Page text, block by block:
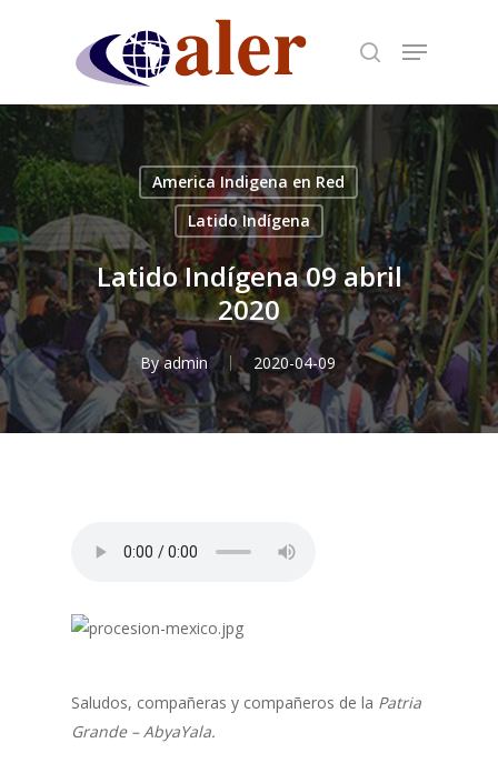
content
America Indigena en Red
Latido Indígena
Latido Indígena 09 abril
2020
By admin 2020-04-09
Saludos, compañeras y compañeros de la Patria
Grande – AbyaYala.